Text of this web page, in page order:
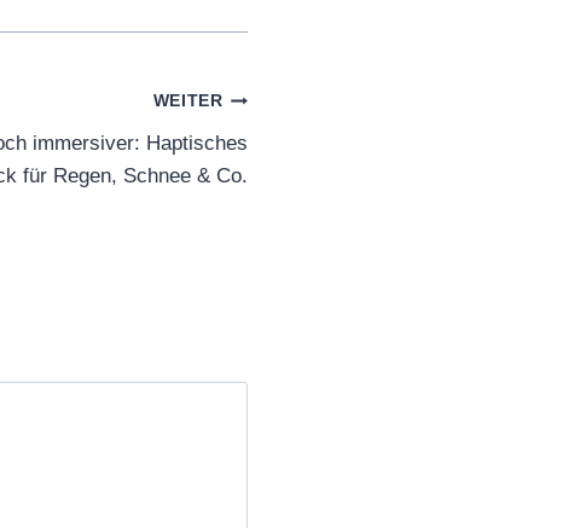
WEITER
immersiver: Haptisches
für Regen, Schnee & Co.